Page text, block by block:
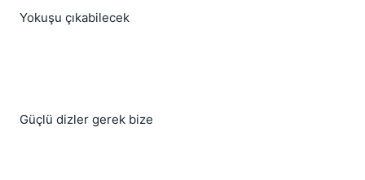
Yokuşu çıkabilecek
Güçlü dizler gerek bize